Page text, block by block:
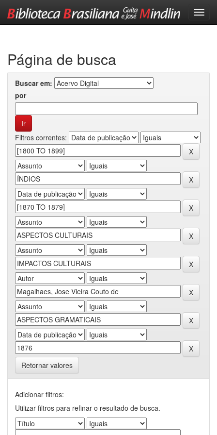
Página de busca
Buscar em:
por
Filtros correntes:
Retornar valores
Adicionar filtros:
Utilizar filtros para refinar o resultado de busca.